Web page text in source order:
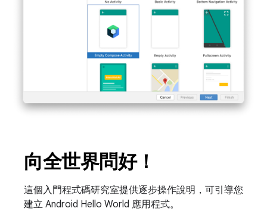
向全世界問好！
這個入門程式碼研究室提供逐步操作說明，可引導您
建立 Android Hello World 應用程式。